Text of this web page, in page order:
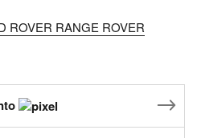
ROVER RANGE ROVER